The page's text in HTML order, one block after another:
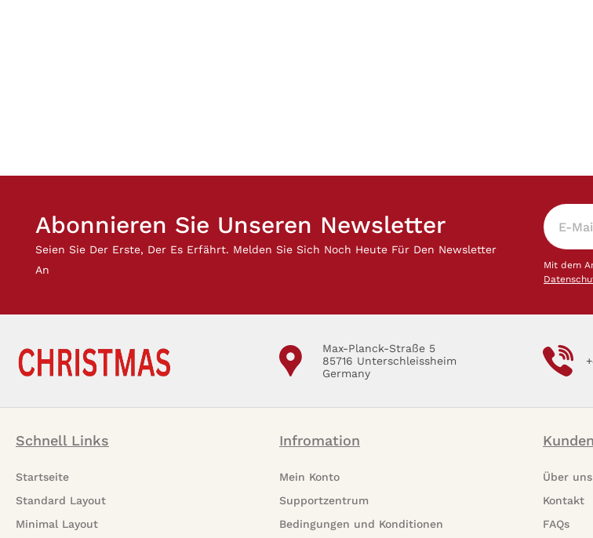
Abonnieren Sie Unseren Newsletter
Seien Sie Der Erste, Der Es Erfährt. Melden Sie Sich Noch Heute Für Den Newsletter
An
Mit dem
Max-Planck-Straße 5
85716 Unterschleissheim
Germany
Schnell Links
Startseite
Standard Layout
Minimal Layout
Infromation
Mein Konto
Supportzentrum
Bedingungen und Konditionen
Über uns
Kontakt
FAQs